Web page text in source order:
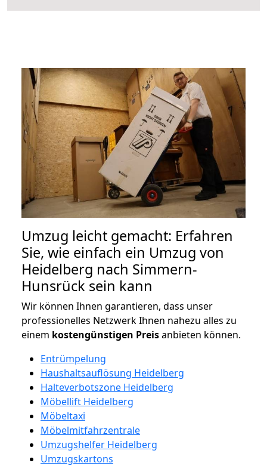
Umzug leicht gemacht: Erfahren
Sie, wie einfach ein Umzug von
Heidelberg nach Simmern-
Hunsrück sein kann
Wir können Ihnen garantieren, dass unser
professionelles Netzwerk Ihnen nahezu alles zu
einem kostengünstigen Preisanbieten können.
Entrümpelung
Haushaltsauflösung Heidelberg
Halteverbotszone Heidelberg
Möbellift Heidelberg
Möbeltaxi
Möbelmitfahrzentrale
Umzugshelfer Heidelberg
Umzugskartons